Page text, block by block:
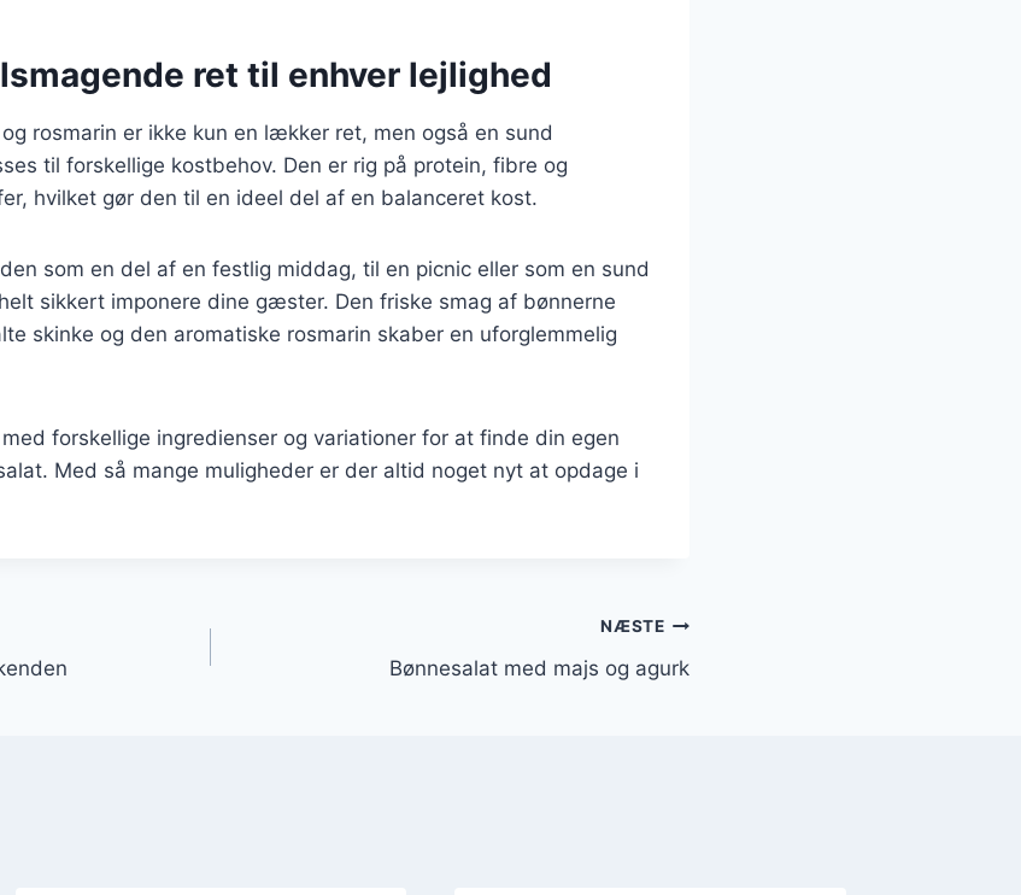
ret til enhver lejlighed
rosmarin er ikke kun en lækker ret, men også en sund
til forskellige kostbehov. Den er rig på protein, fibre og
hvilket gør den til en ideel del af en balanceret kost.
som en del af en festlig middag, til en picnic eller som en sund
sikkert imponere dine gæster. Den friske smag af bønnerne
skinke og den aromatiske rosmarin skaber en uforglemmelig
forskellige ingredienser og variationer for at finde din egen
Med så mange muligheder er der altid noget nyt at opdage i
NÆSTE
Bønnesalat med majs og agurk